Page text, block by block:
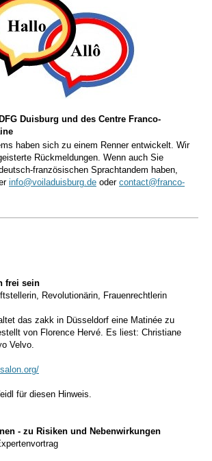
Duisburg und des Centre Franco-
haben sich zu einem Renner entwickelt. Wir
Rückmeldungen. Wenn auch Sie
französischen Sprachtandem haben,
info@voiladuisburg.de oder contact@franco-
frei sein
Revolutionärin, Frauenrechtlerin
das zakk in Düsseldorf eine Matinée zu
von Florence Hervé. Es liest: Christiane
Velvo.
für diesen Hinweis.
- zu Risiken und Nebenwirkungen